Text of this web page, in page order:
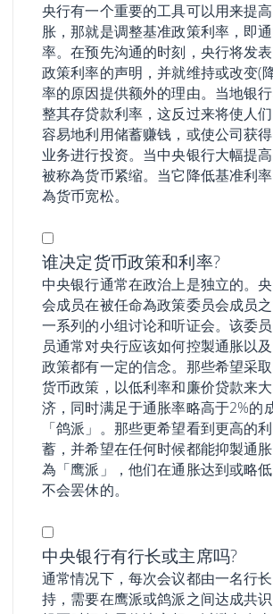
央行有一个重要的工具可以用来提
胀，那就是调整基准政策利率，即
率。在预先沟通的时刻，央行将发
政策利率的声明，并就维持或改变(
率的原因提供额外的理由。当地银
整其存贷款利率，这反过来将使人
容易地利用储蓄赚钱，或使公司获
业务进行投资。当中央银行大幅提
被称為货币紧缩。当它降低基准利
為货币宽松。
谁决定货币政策和利率?
中央银行通常在政治上是独立的。
会成员在被任命為政策委员会成员
一系列的小组讨论和听证会。该委
员通常对央行应该如何控製通胀以
政策都有一定的信念。那些希望采
货币政策，以低利率和廉价贷款来
济，同时满足于通胀率略高于2%的
「鸽派」。那些更希望看到更高的
蓄，并希望在任何时候都能抑製通
為「鹰派」，他们在通胀达到或略
不会罢休的。
中央银行有行长或主席吗?
通常情况下，每次会议都由一名行
持，需要在鹰派或鸽派之间达成共